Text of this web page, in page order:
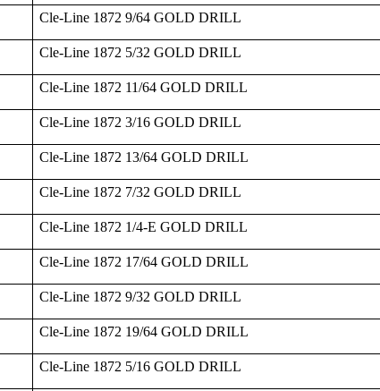
Cle-Line 1872 9/64 GOLD DRILL
Cle-Line 1872 5/32 GOLD DRILL
Cle-Line 1872 11/64 GOLD DRILL
Cle-Line 1872 3/16 GOLD DRILL
Cle-Line 1872 13/64 GOLD DRILL
Cle-Line 1872 7/32 GOLD DRILL
Cle-Line 1872 1/4-E GOLD DRILL
Cle-Line 1872 17/64 GOLD DRILL
Cle-Line 1872 9/32 GOLD DRILL
Cle-Line 1872 19/64 GOLD DRILL
Cle-Line 1872 5/16 GOLD DRILL